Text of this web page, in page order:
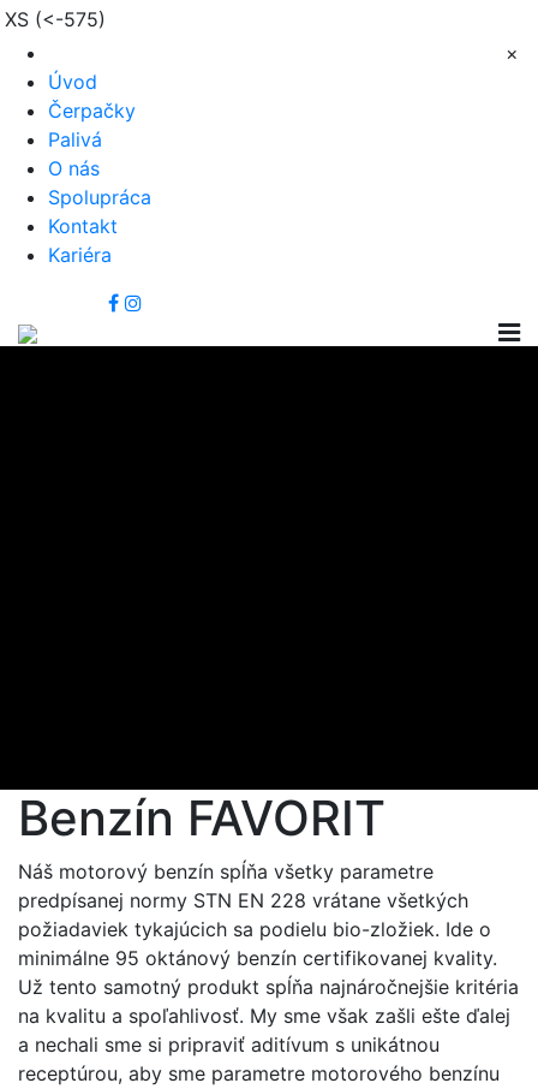
XS (<-575)
×
Úvod
Čerpačky
Palivá
O nás
Spolupráca
Kontakt
Kariéra
Benzín FAVORIT
Náš motorový benzín spĺňa všetky parametre
predpísanej normy STN EN 228 vrátane všetkých
požiadaviek tykajúcich sa podielu bio-zložiek. Ide o
minimálne 95 oktánový benzín certifikovanej kvality.
Už tento samotný produkt spĺňa najnáročnejšie kritéria
na kvalitu a spoľahlivosť. My sme však zašli ešte ďalej
a nechali sme si pripraviť aditívum s unikátnou
receptúrou, aby sme parametre motorového benzínu